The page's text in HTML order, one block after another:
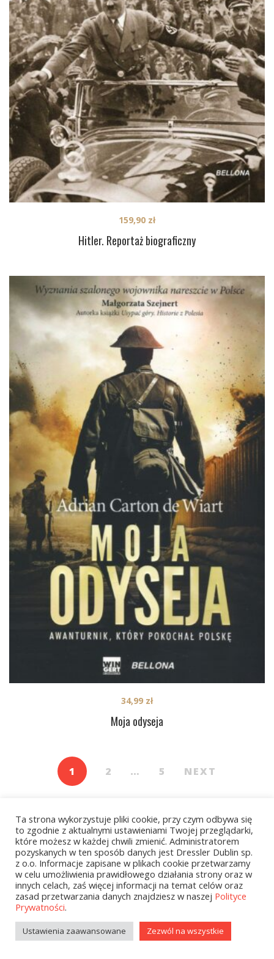
Hitler. Reportaż biograficzny
159,90 zł
Moja odyseja
34,99 zł
1 2 … 5 NEXT
Kategorie
zobacz wszystkie
Kolekcje Biedronka
Ta strona wykorzystuje pliki cookie, przy czym odbywa się
to zgodnie z aktualnymi ustawieniami Twojej przeglądarki,
które możesz w każdej chwili zmienić. Administratorem
pozyskanych w ten sposób danych jest Dressler Dublin sp.
z o.o. Informacje zapisane w plikach cookie przetwarzamy
w celu umożliwienia prawidłowego działania strony oraz w
innych celach, zaś więcej informacji na temat celów oraz
zasad przetwarzania danych znajdziesz w naszej Polityce
Prywatności.
Ustawienia zaawansowane Zezwól na wszystkie